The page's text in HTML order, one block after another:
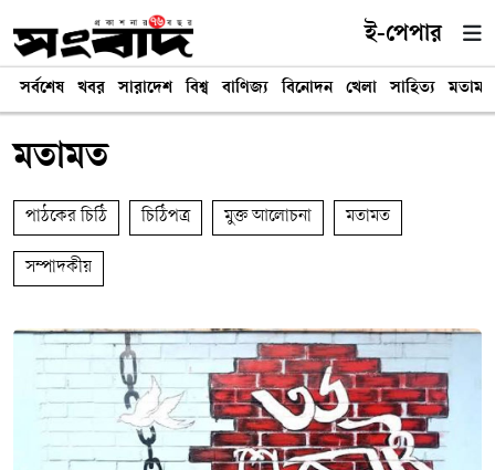
ই-পেপার
সর্বশেষ খবর সারাদেশ বিশ্ব বাণিজ্য বিনোদন খেলা সাহিত্য মতামত
মতামত
পাঠকের চিঠি চিঠিপত্র মুক্ত আলোচনা মতামত
সম্পাদকীয়